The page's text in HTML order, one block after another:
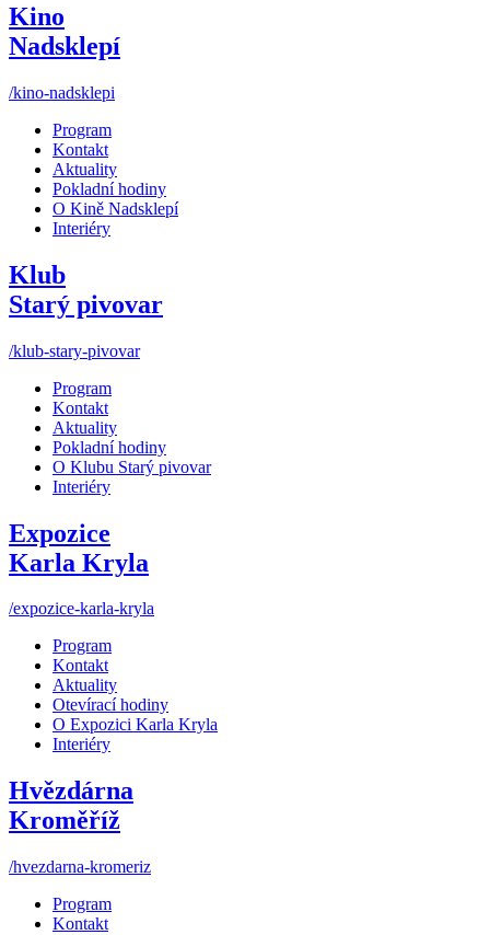
Kino
Nadsklepí
/kino-nadsklepi
Program
Kontakt
Aktuality
Pokladní hodiny
O Kině Nadsklepí
Interiéry
Klub
Starý pivovar
/klub-stary-pivovar
Program
Kontakt
Aktuality
Pokladní hodiny
O Klubu Starý pivovar
Interiéry
Expozice
Karla Kryla
/expozice-karla-kryla
Program
Kontakt
Aktuality
Otevírací hodiny
O Expozici Karla Kryla
Interiéry
Hvězdárna
Kroměříž
/hvezdarna-kromeriz
Program
Kontakt